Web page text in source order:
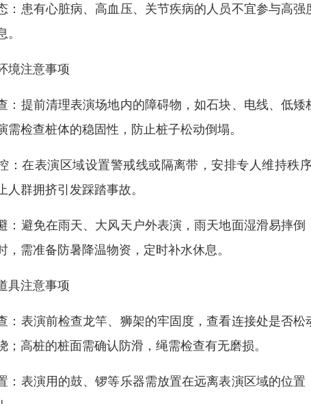
：患有心脏病、高血压、关节疾病的人员不宜参与高
境注意事项
：提前清理表演场地内的障碍物，如石块、电线、低
需检查桩体的稳固性，防止桩子松动倒塌。
：在表演区域设置警戒线或隔离带，安排专人维持
人群拥挤引发踩踏事故。
：避免在雨天、大风天户外表演，雨天地面湿滑易摔
，需准备防暑降温物资，定时补水休息。
具注意事项
：表演前检查龙竿、狮架的牢固度，查看连接处是否
；高桩的桩面需确认防滑，绳需检查有无磨损。
：表演用的鼓、锣等乐器需放置在远离表演区域的位